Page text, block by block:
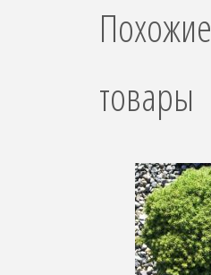
Похожие
товары